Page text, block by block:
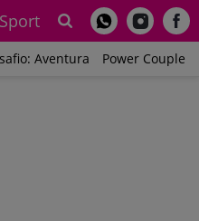
Sport
Aventura Power Couple